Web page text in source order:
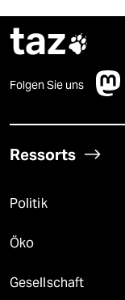
taz
Folgen Sie uns
Ressorts
Politik
Öko
Gesellschaft